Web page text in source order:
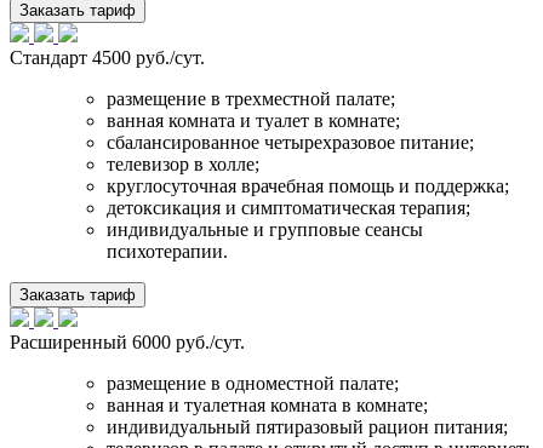
Заказать тариф
Стандарт 4500 руб./сут.
размещение в трехместной палате;
ванная комната и туалет в комнате;
сбалансированное четырехразовое питание;
телевизор в холле;
круглосуточная врачебная помощь и поддержка;
детоксикация и симптоматическая терапия;
индивидуальные и групповые сеансы
психотерапии.
Заказать тариф
Расширенный 6000 руб./сут.
размещение в одноместной палате;
ванная и туалетная комната в комнате;
индивидуальный пятиразовый рацион питания;